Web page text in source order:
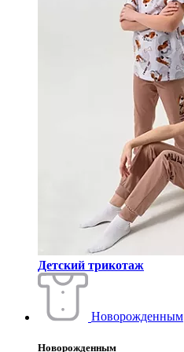
Детский трикотаж
Новорожденным
Новорожденным